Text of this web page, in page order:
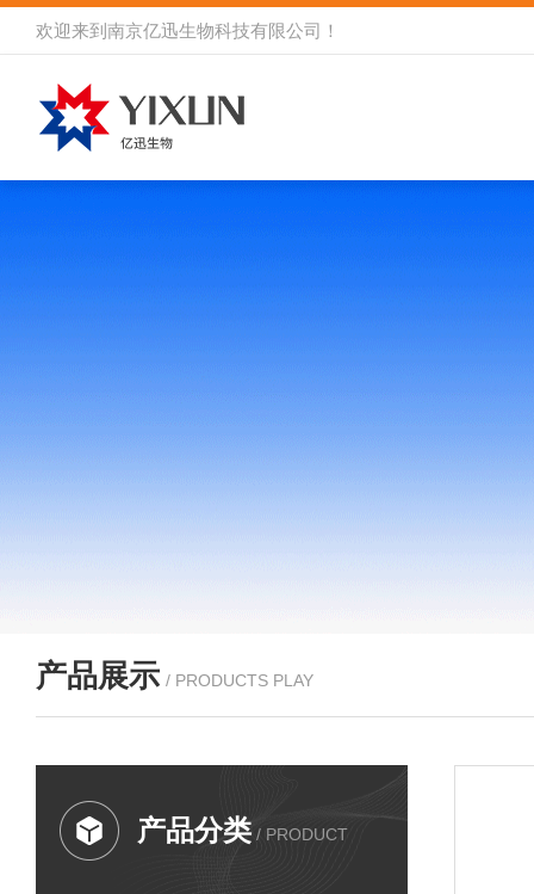
欢迎来到 南京亿迅生物科技有限公司 ！
产品展示 / PRODUCTS PLAY
产品分类 / PRODUCT